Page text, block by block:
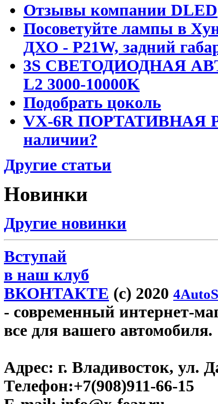
Отзывы компании DLED
Посоветуйте лампы в
ДХО - P21W, задний
3S СВЕТОДИОДНАЯ
L2 3000-10000K
Подобрать цоколь
VX-6R ПОРТАТИВНАЯ
наличии?
Другие статьи
Новинки
Другие новинки
Вступай
в наш клуб
ВКОНТАКТЕ (c) 2020
- современный интернет-
все для вашего автомобиля.
Адрес: г. Владивосток, ул.
Телефон:+7(908)911-66-15